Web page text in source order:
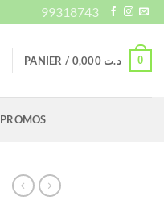
99318743
PANIER / د.ت 0,000 0
PROMOS